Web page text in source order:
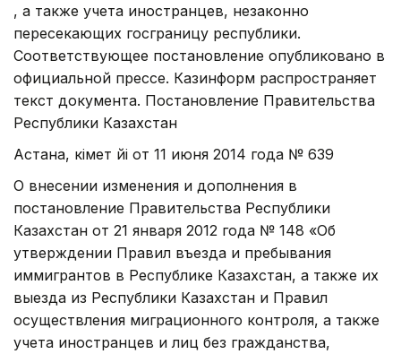
, а также учета иностранцев, незаконно
пересекающих госграницу республики.
Соответствующее постановление опубликовано в
официальной прессе. Казинформ распространяет
текст документа. Постановление Правительства
Республики Казахстан
Астана, Үкімет Үйі от 11 июня 2014 года № 639
О внесении изменения и дополнения в
постановление Правительства Республики
Казахстан от 21 января 2012 года № 148 «Об
утверждении Правил въезда и пребывания
иммигрантов в Республике Казахстан, а также их
выезда из Республики Казахстан и Правил
осуществления миграционного контроля, а также
учета иностранцев и лиц без гражданства,